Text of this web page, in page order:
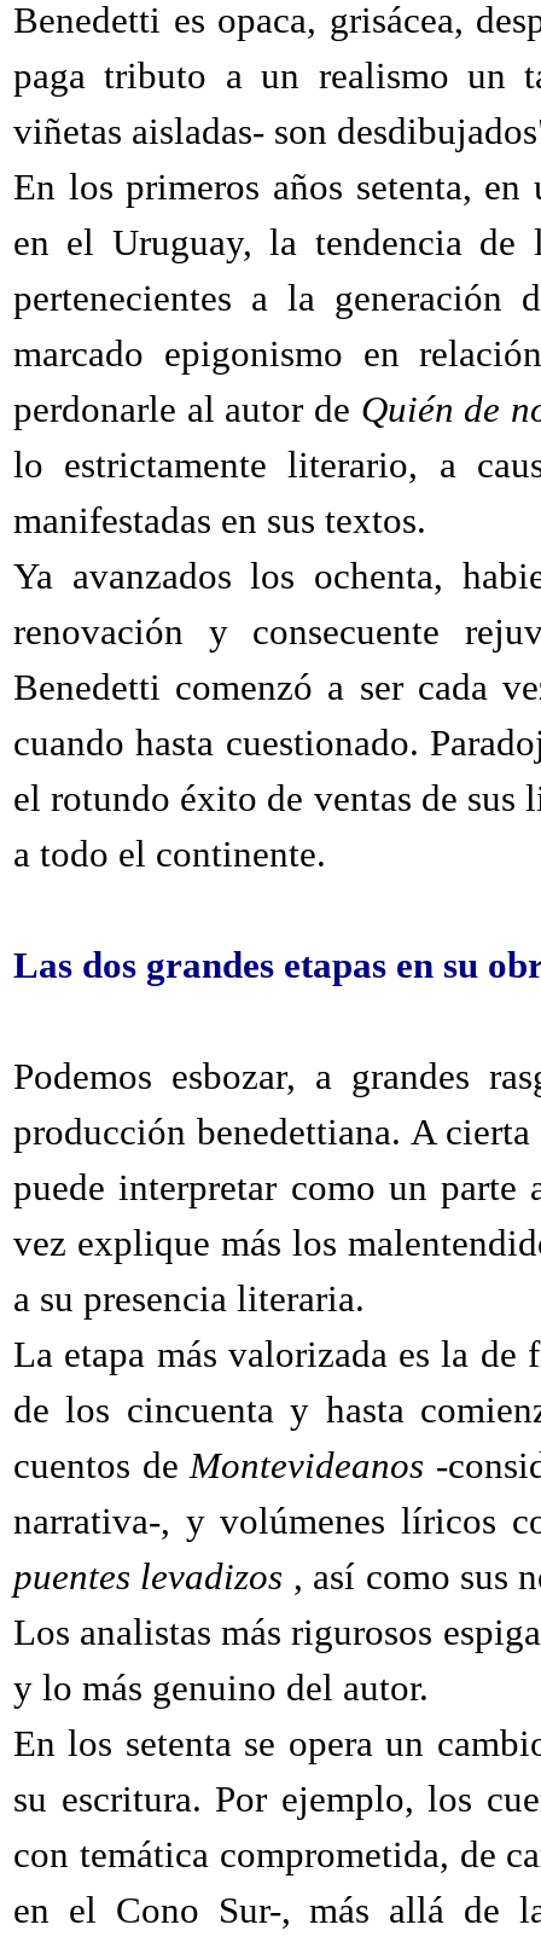
Benedetti es opaca, grisácea,
paga tributo a un realismo un
viñetas aisladas- son
En los primeros años setenta,
en el Uruguay, la tendencia de
pertenecientes a la generación
marcado epigonismo en
perdonarle al autor de Quién de
lo estrictamente literario, a
manifestadas en sus textos.
Ya avanzados los ochenta,
renovación y consecuente
Benedetti comenzó a ser cada
cuando hasta cuestionado.
el rotundo éxito de ventas de sus
a todo el continente.
Las dos grandes etapas en su
Podemos esbozar, a grandes
producción benedettiana. A
puede interpretar como un
vez explique más los
a su presencia literaria.
La etapa más valorizada es la de
de los cincuenta y hasta
cuentos de Montevideanos -
narrativa-, y volúmenes líricos
puentes levadizos , así como sus
Los analistas más rigurosos
y lo más genuino del autor.
En los setenta se opera un
su escritura. Por ejemplo, los
con temática comprometida, de
en el Cono Sur-, más allá de